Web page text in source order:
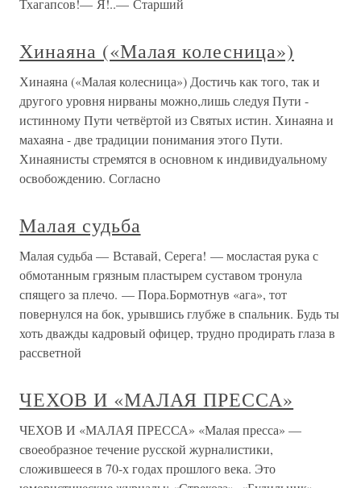
Тхагапсов!— Я!..— Старший
Хинаяна («Малая колесница»)
Хинаяна («Малая колесница») Достичь как того, так и
другого уровня нирваны можно,лишь следуя Пути -
истинному Пути четвёртой из Святых истин. Хинаяна и
махаяна - две традиции понимания этого Пути.
Хинаянисты стремятся в основном к индивидуальному
освобождению. Согласно
Малая судьба
Малая судьба — Вставай, Серега! — мосластая рука с
обмотанным грязным пластырем суставом тронула
спящего за плечо. — Пора.Бормотнув «ага», тот
повернулся на бок, урывшись глубже в спальник. Будь ты
хоть дважды кадровый офицер, трудно продирать глаза в
рассветной
ЧЕХОВ И «МАЛАЯ ПРЕССА»
ЧЕХОВ И «МАЛАЯ ПРЕССА» «Малая пресса» —
своеобразное течение русской журналистики,
сложившееся в 70-х годах прошлого века. Это